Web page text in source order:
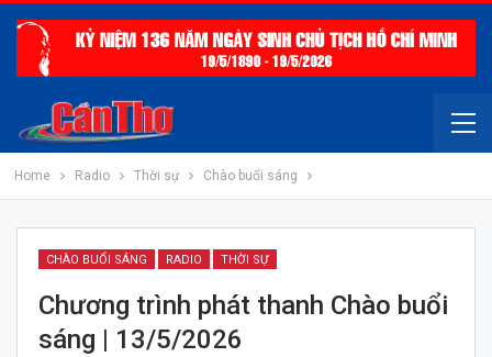
Home Radio Thời sự Chào buổi sáng
CHÀO BUỔI SÁNG RADIO THỜI SỰ
Chương trình phát thanh Chào buổi
sáng | 13/5/2026